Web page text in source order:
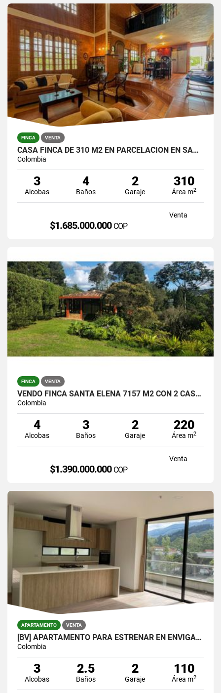
FINCA VENTA
CASA FINCA DE 310 M2 EN PARCELACION EN SANTA ELENA / LOTE DE 6.450 M2
Colombia
3
Alcobas
4
Baños
2
Garaje
310
Área m2
Venta
$1.685.000.000 COP
FINCA VENTA
VENDO FINCA SANTA ELENA 7157 M2 CON 2 CASAS / $1.390.000.000
Colombia
4
Alcobas
3
Baños
2
Garaje
220
Área m2
Venta
$1.390.000.000 COP
APARTAMENTO VENTA
[BV] APARTAMENTO PARA ESTRENAR EN ENVIGADO, PARTE BAJA DEL ESCOBERO
Colombia
3
Alcobas
2.5
Baños
2
Garaje
110
Área m2